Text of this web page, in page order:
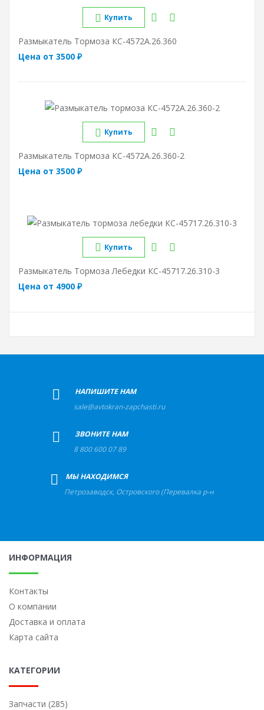
Купить
Размыкатель Тормоза КС-4572А.26.360
Цена от 3500 ₽
Купить
Размыкатель Тормоза КС-4572А.26.360-2
Цена от 3500 ₽
Купить
Размыкатель Тормоза Лебедки КС-45717.26.310-3
Цена от 4900 ₽
НАПИШИТЕ НАМ
sale@avtokran-zapchasti.ru
ЗВОНИТЕ НАМ
8 800 600 07 89
МЫ НАХОДИМСЯ
Петрозаводск, Островского (Перевалка р-н) ул, д.56
ИНФОРМАЦИЯ
Контакты
О компании
Доставка и оплата
Карта сайта
КАТЕГОРИИ
Запчасти (285)